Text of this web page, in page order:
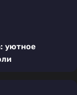
уютное